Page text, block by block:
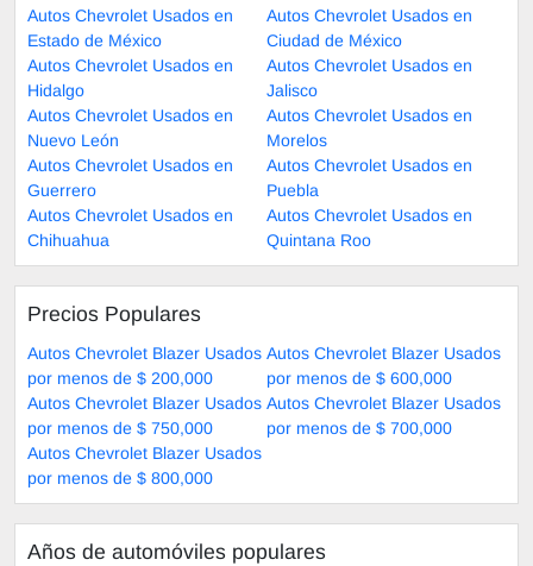
Autos Chevrolet Usados en
Estado de México
Autos Chevrolet Usados en
Ciudad de México
Autos Chevrolet Usados en
Hidalgo
Autos Chevrolet Usados en
Jalisco
Autos Chevrolet Usados en
Nuevo León
Autos Chevrolet Usados en
Morelos
Autos Chevrolet Usados en
Guerrero
Autos Chevrolet Usados en
Puebla
Autos Chevrolet Usados en
Chihuahua
Autos Chevrolet Usados en
Quintana Roo
Precios Populares
Autos Chevrolet Blazer Usados
por menos de $ 200,000
Autos Chevrolet Blazer Usados
por menos de $ 600,000
Autos Chevrolet Blazer Usados
por menos de $ 750,000
Autos Chevrolet Blazer Usados
por menos de $ 700,000
Autos Chevrolet Blazer Usados
por menos de $ 800,000
Años de automóviles populares